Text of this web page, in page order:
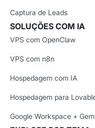
Captura de Leads
SOLUÇÕES COM IA
VPS com OpenClaw
VPS com n8n
Hospedagem com IA
Hospedagem para
Google Workspace +